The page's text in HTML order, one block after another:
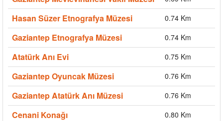
Hasan Süzer Etnografya Müzesi 0.74 Km
Gaziantep Etnografya Müzesi 0.74 Km
Atatürk Anı Evi 0.75 Km
Gaziantep Oyuncak Müzesi 0.76 Km
Gaziantep Atatürk Anı Müzesi 0.76 Km
Cenani Konağı 0.80 Km